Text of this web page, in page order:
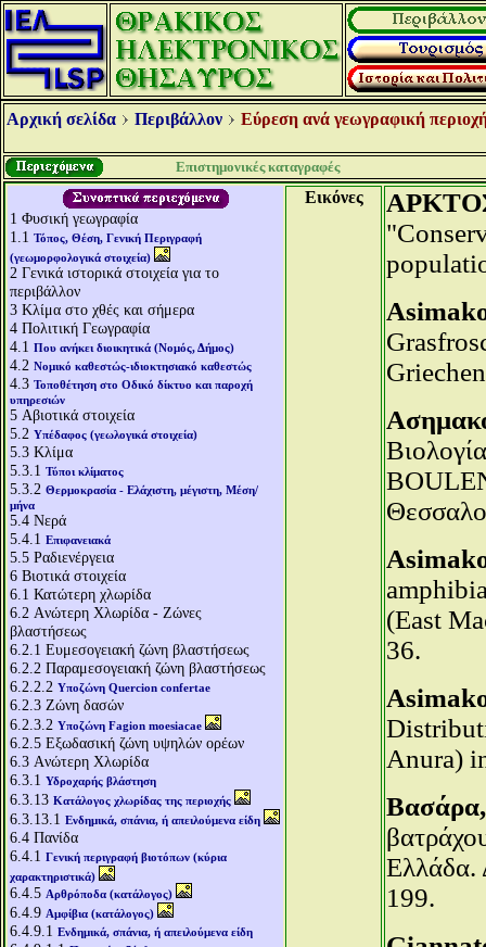
Αρχική σελίδα Περιβάλλον Εύρεση ανά γεωγραφική
Επιστημονικές καταγραφές
1 Φυσική γεωγραφία
1.1 Τόπος, Θέση, Γενική Περιγραφή
(γεωμορφολογικά στοιχεία)
2 Γενικά ιστορικά στοιχεία για το
περιβάλλον
3 Κλίμα στο χθές και σήμερα
4 Πολιτική Γεωγραφία
4.1 Που ανήκει διοικητικά (Νομός, Δήμος)
4.2 Νομικό καθεστώς-ιδιοκτησιακό καθεστώς
4.3 Τοποθέτηση στο Οδικό δίκτυο και παροχή
υπηρεσιών
5 Αβιοτικά στοιχεία
5.2 Υπέδαφος (γεωλογικά στοιχεία)
5.3 Κλίμα
5.3.1 Τύποι κλίματος
5.3.2 Θερμοκρασία - Ελάχιστη, μέγιστη, Μέση/
μήνα
5.4 Νερά
5.4.1 Επιφανειακά
5.5 Ραδιενέργεια
6 Βιοτικά στοιχεία
6.1 Κατώτερη χλωρίδα
6.2 Aνώτερη Χλωρίδα - Ζώνες
βλαστήσεως
6.2.1 Ευμεσογειακή ζώνη βλαστήσεως
6.2.2 Παραμεσογειακή ζώνη βλαστήσεως
6.2.2.2 Υποζώνη Quercion confertae
6.2.3 Ζώνη δασών
6.2.3.2 Υποζώνη Fagion moesiacae
6.2.5 Εξωδασική ζώνη υψηλών ορέων
6.3 Aνώτερη Χλωρίδα
6.3.1 Υδροχαρής βλάστηση
6.3.13 Κατάλογος χλωρίδας της περιοχής
6.3.13.1 Ενδημικά, σπάνια, ή απειλούμενα είδη
6.4 Πανίδα
6.4.1 Γενική περιγραφή βιοτόπων (κύρια
χαρακτηριστικά)
6.4.5 Αρθρόποδα (κατάλογος)
6.4.9 Αμφίβια (κατάλογος)
6.4.9.1 Ενδημικά, σπάνια, ή απειλούμενα είδη
Εικόνες
(East
36.
Anura)
Ελλάδα.
199.